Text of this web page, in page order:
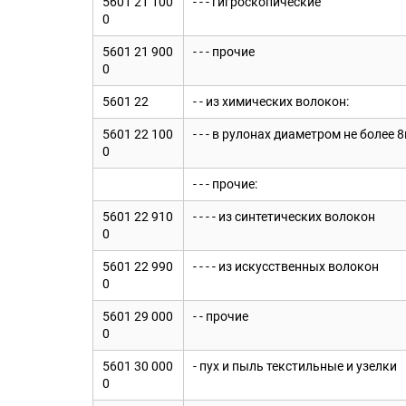
0
5601 21 900
0
- - - прочие
5601 22 - - из химических волокон:
5601 22 100
0
- - - в рулонах диаметром не более
- - - прочие:
5601 22 910
0
- - - - из синтетических волокон
5601 22 990
0
- - - - из искусственных волокон
5601 29 000
0
- - прочие
5601 30 000
0
- пух и пыль текстильные и узелки